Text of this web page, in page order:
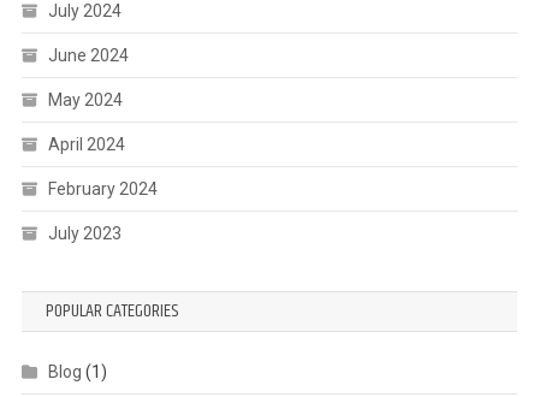
July 2024
June 2024
May 2024
April 2024
February 2024
July 2023
POPULAR CATEGORIES
Blog (1)